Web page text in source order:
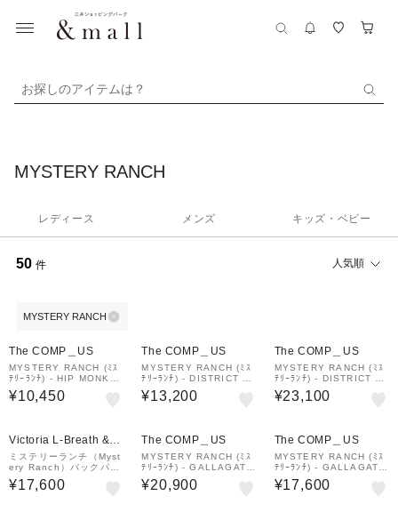
お探しのアイテムは？
MYSTERY RANCH
レディース メンズ キッズ・ベビー
50 件 人気順
MYSTERY RANCH
The COMP＿US
MYSTERY RANCH (ﾐｽ
ﾃﾘｰﾗﾝﾁ) - HIP MONKE
Y 2 (ﾋｯﾌﾟﾓﾝｷｰ2)
¥10,450
The COMP＿US
MYSTERY RANCH (ﾐｽ
ﾃﾘｰﾗﾝﾁ) - DISTRICT 8
(ﾃﾞｨｽﾄﾘｸﾄ 8) Black
¥13,200
The COMP＿US
MYSTERY RANCH (ﾐｽ
ﾃﾘｰﾗﾝﾁ) - DISTRICT P
RO (ﾃﾞｨｽﾄﾘｸﾄ ﾌﾟﾛ) Bla
ck
¥23,100
Victoria L-Breath &m
all店
ミステリーランチ（Myst
ery Ranch）バックパッ
ク リュック 登山 ハイキ
ング ギャラゲーター20
¥17,600
The COMP＿US
MYSTERY RANCH (ﾐｽ
ﾃﾘｰﾗﾝﾁ) - GALLAGATO
R 25 (ｷﾞｬﾗｹﾞｰﾀｰ 25)
¥20,900
The COMP＿US
MYSTERY RANCH (ﾐｽ
ﾃﾘｰﾗﾝﾁ) - GALLAGATO
R 20 (ｷﾞｬﾗｹﾞｰﾀｰ 20) B
lack
¥17,600